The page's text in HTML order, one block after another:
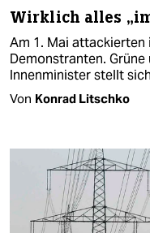
Wirklich alles
Am 1. Mai attackierten
Demonstranten.
Innenminister stellt
Von Konrad Litschko